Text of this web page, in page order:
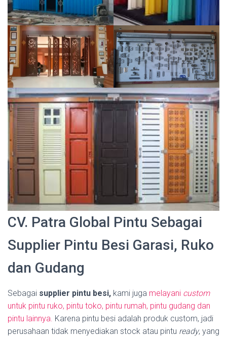
CV. Patra Global Pintu Sebagai
Supplier Pintu Besi Garasi, Ruko
dan Gudang
Sebagai supplier pintu besi, kami juga melayani custom
untuk pintu ruko, pintu toko, pintu rumah, pintu gudang dan
pintu lainnya. Karena pintu besi adalah produk custom, jadi
perusahaan tidak menyediakan stock atau pintu ready, yang